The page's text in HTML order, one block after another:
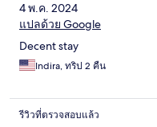
4 พ.ค. 2024
แปลด้วย Google
Decent stay
Indira, ทริป 2 คืน
รีวิวที่ตรวจสอบแล้ว